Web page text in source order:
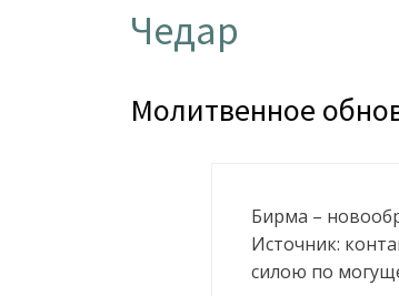
Чедар
Молитвенное
Бирма –
Источник:
силою по